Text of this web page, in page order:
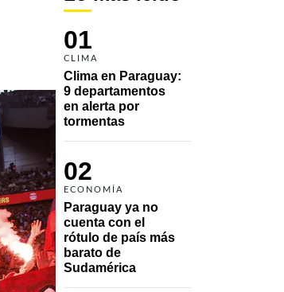
01
CLIMA
Clima en Paraguay:
9 departamentos
en alerta por
tormentas
02
ECONOMÍA
Paraguay ya no
cuenta con el
rótulo de país más
barato de
Sudamérica